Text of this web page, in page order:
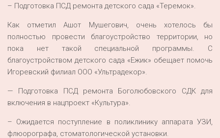
– Подготовка ПСД ремонта детского сада «Теремок».
Как отметил Ашот Мушегович, очень хотелось бы
полностью провести благоустройство территории, но
пока нет такой специальной программы. С
благоустройством детского сада «Ежик» обещает помочь
Игоревский филиал ООО «Ультрадекор».
— Подготовка ПСД ремонта Боголюбовского СДК для
включения в нацпроект «Культура».
– Ожидается поступление в поликлинику аппарата УЗИ,
флюорографа, стоматологической установки.